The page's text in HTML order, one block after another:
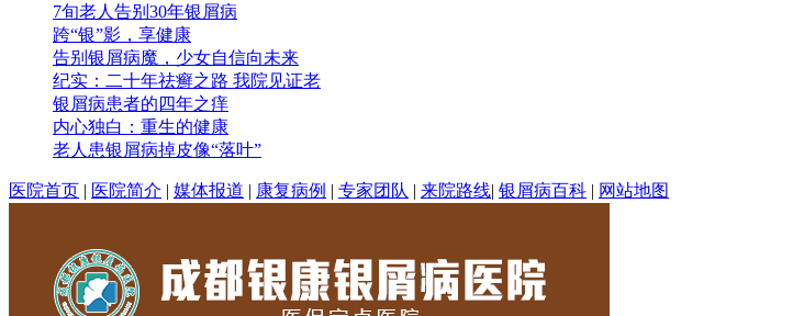
7旬老人告别30年银屑病
跨“银”影，享健康
告别银屑病魔，少女自信向未来
纪实：二十年祛癣之路 我院见证老
银屑病患者的四年之痒
内心独白：重生的健康
老人患银屑病掉皮像“落叶”
医院首页 | 医院简介 | 媒体报道 | 康复病例 | 专家团队 | 来院路线| 银屑病百科 | 网站地图